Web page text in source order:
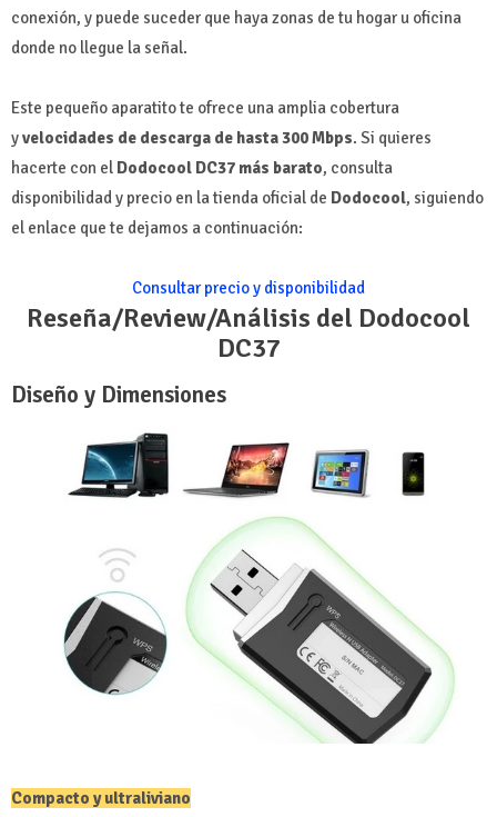
conexión, y puede suceder que haya zonas de tu hogar u oficina
donde no llegue la señal.
Este pequeño aparatito te ofrece una amplia cobertura
yvelocidades de descarga de hasta 300 Mbps. Si quieres
hacerte con el Dodocool DC37 más barato, consulta
disponibilidad y precio en la tienda oficial de Dodocool, siguiendo
el enlace que te dejamos a continuación:
Consultar precio y disponibilidad
Reseña/Review/Análisis del Dodocool
DC37
Diseño y Dimensiones
Compacto y ultraliviano